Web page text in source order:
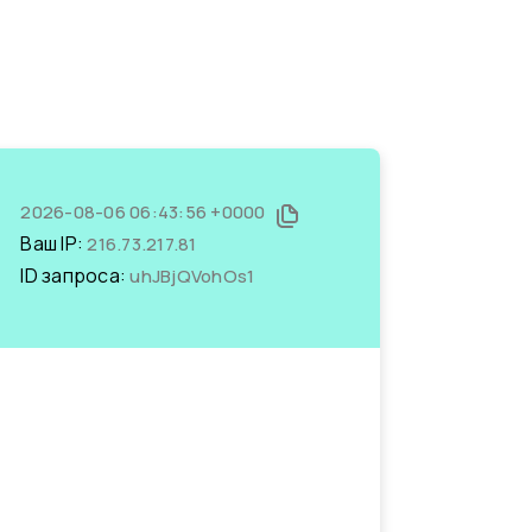
2026-08-06 06:43:56 +0000
Ваш IP:216.73.217.81
ID запроса:uhJBjQVohOs1